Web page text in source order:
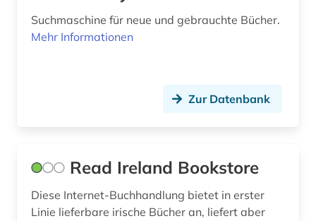
Suchmaschine für neue und gebrauchte Bücher.
Mehr Informationen
Zur Datenbank
Read Ireland Bookstore
Diese Internet-Buchhandlung bietet in erster
Linie lieferbare irische Bücher an, liefert aber